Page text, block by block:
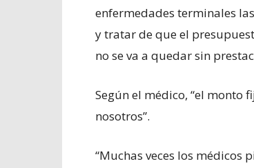
enfermedades terminales
y tratar de que el
no se va a quedar sin
Según el médico, “el monto
nosotros”.
“Muchas veces los médicos